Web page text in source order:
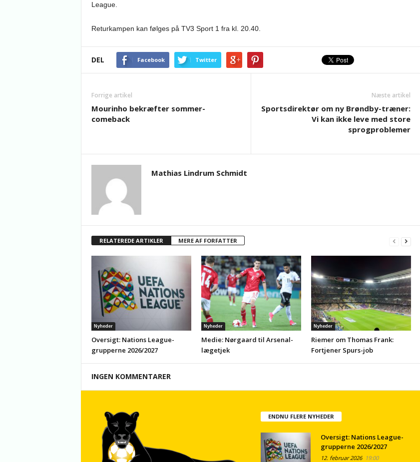
League.
Returkampen kan følges på TV3 Sport 1 fra kl. 20.40.
DEL Facebook Twitter
Forrige artikel
Mourinho bekræfter sommer-
comeback
Næste artikel
Sportsdirektør om ny Brøndby-træner:
Vi kan ikke leve med store
sprogproblemer
Mathias Lindrum Schmidt
RELATEREDE ARTIKLER MERE AF FORFATTER
Nyheder
Oversigt: Nations League-
grupperne 2026/2027
Nyheder
Medie: Nørgaard til Arsenal-
lægetjek
Nyheder
Riemer om Thomas Frank:
Fortjener Spurs-job
INGEN KOMMENTARER
ENDNU FLERE NYHEDER
Oversigt: Nations League-
grupperne 2026/2027
12. februar 202619:00